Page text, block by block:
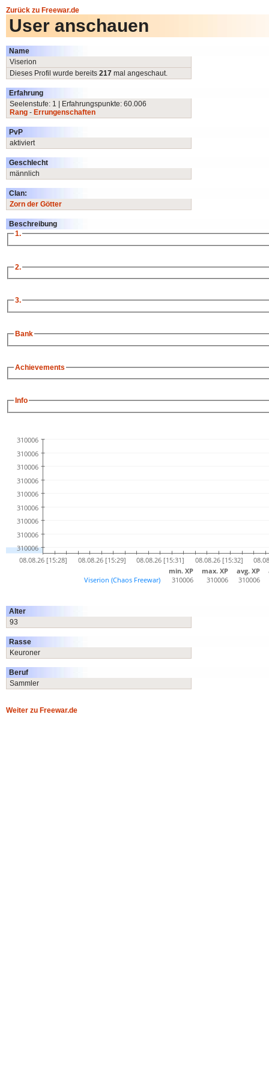
Zurück zu Freewar.de
User anschauen
Name
Viserion
Dieses Profil wurde bereits 217 mal angeschaut.
Erfahrung
Seelenstufe: 1 | Erfahrungspunkte: 60.006
Rang - Errungenschaften
PvP
aktiviert
Geschlecht
männlich
Clan:
Zorn der Götter
Beschreibung
1.
2.
3.
Bank
Achievements
Info
Alter
93
Rasse
Keuroner
Beruf
Sammler
Weiter zu Freewar.de